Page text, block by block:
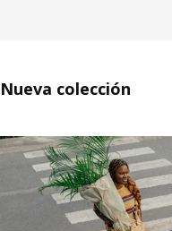
Nueva colección
Saltar listado